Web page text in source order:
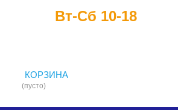
10-18
КОРЗИНА
(пусто)